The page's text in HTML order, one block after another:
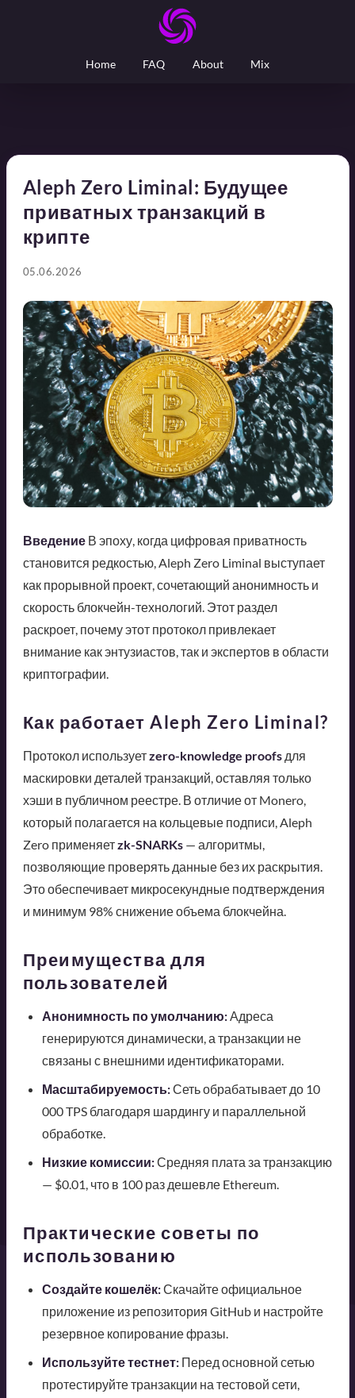
Home FAQ About Mix
Aleph Zero Liminal: Будущее
приватных транзакций в
крипте
05.06.2026
ВведениеВ эпоху, когда цифровая приватность
становится редкостью, Aleph Zero Liminal выступает
как прорывной проект, сочетающий анонимность и
скорость блокчейн-технологий. Этот раздел
раскроет, почему этот протокол привлекает
внимание как энтузиастов, так и экспертов в области
криптографии.
Как работает Aleph Zero Liminal?
Протокол используетzero-knowledge proofsдля
маскировки деталей транзакций, оставляя только
хэши в публичном реестре. В отличие от Monero,
который полагается на кольцевые подписи, Aleph
Zero применяетzk-SNARKs— алгоритмы,
позволяющие проверять данные без их раскрытия.
Это обеспечивает микросекундные подтверждения
и минимум 98% снижение объема блокчейна.
Преимущества для
пользователей
Анонимность по умолчанию:Адреса
генерируются динамически, а транзакции не
связаны с внешними идентификаторами.
Масштабируемость:Сеть обрабатывает до 10
000 TPS благодаря шардингу и параллельной
обработке.
Низкие комиссии:Средняя плата за транзакцию
— $0.01, что в 100 раз дешевле Ethereum.
Практические советы по
использованию
Создайте кошелёк:Скачайте официальное
приложение из репозитория GitHub и настройте
резервное копирование фразы.
Используйте тестнет:Перед основной сетью
протестируйте транзакции на тестовой сети,